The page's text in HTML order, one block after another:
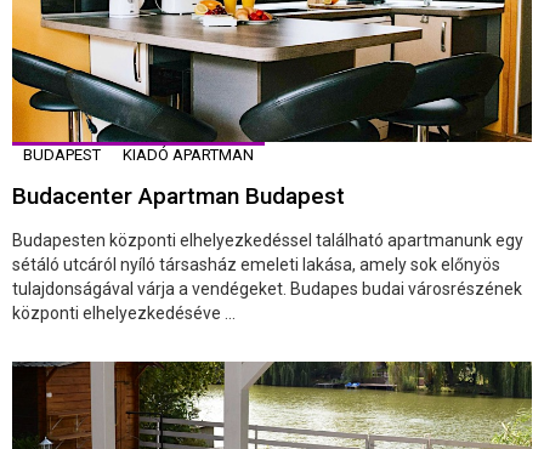
BUDAPEST KIADÓ APARTMAN
Budacenter Apartman Budapest
Budapesten központi elhelyezkedéssel található apartmanunk egy
sétáló utcáról nyíló társasház emeleti lakása, amely sok előnyös
tulajdonságával várja a vendégeket. Budapes budai városrészének
központi elhelyezkedéséve ...